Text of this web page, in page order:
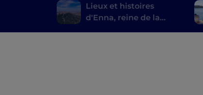
Lieux et histoires
d'Enna, reine de la